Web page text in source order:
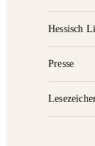
Hessisch
Presse